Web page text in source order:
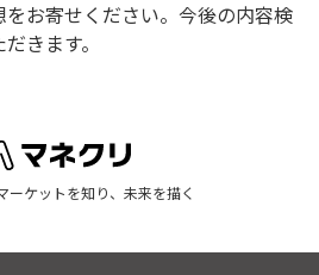
お寄せください。今後の内容検
きます。
ーケットを知り、未来を描く